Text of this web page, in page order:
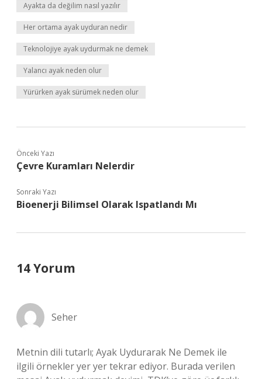
Ayakta da değilim nasıl yazılır
Her ortama ayak uyduran nedir
Teknolojiye ayak uydurmak ne demek
Yalancı ayak neden olur
Yürürken ayak sürümek neden olur
Önceki Yazı
Çevre Kuramları Nelerdir
Sonraki Yazı
Bioenerji Bilimsel Olarak Ispatlandı Mı
14 Yorum
Seher
Metnin dili tutarlı; Ayak Uydurarak Ne Demek ile
ilgili örnekler yer yer tekrar ediyor. Burada verilen